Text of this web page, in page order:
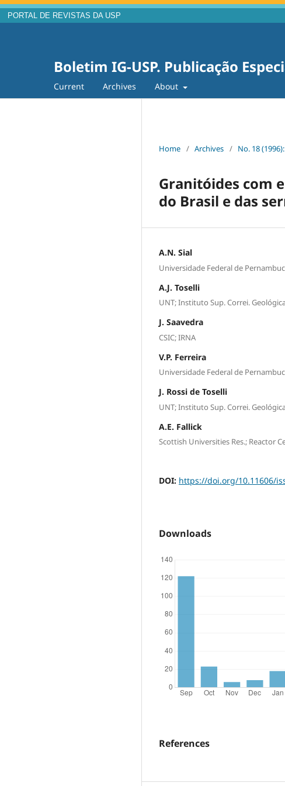
PORTAL DE REVISTAS DA USP
Boletim IG-USP. Publicação
Current Archives About
Home / Archives / No. 18
Granitóides com
do Brasil e das
A.N. Sial
Universidade Federal de
A.J. Toselli
UNT; Instituto Sup. Correi.
J. Saavedra
CSIC; IRNA
V.P. Ferreira
Universidade Federal de
J. Rossi de Toselli
UNT; Instituto Sup. Correi.
A.E. Fallick
Scottish Universities Res.; Reactor
DOI: https://doi.org/10.11606/
Downloads
References